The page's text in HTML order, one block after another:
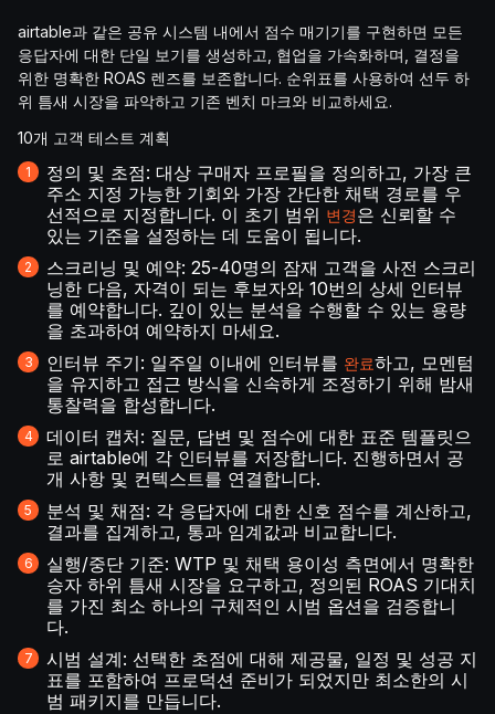
airtable과 같은 공유 시스템 내에서 점수 매기기를 구현하면 모든
응답자에 대한 단일 보기를 생성하고, 협업을 가속화하며, 결정을
위한 명확한 ROAS 렌즈를 보존합니다. 순위표를 사용하여 선두 하
위 틈새 시장을 파악하고 기존 벤치 마크와 비교하세요.
10개 고객 테스트 계획
정의 및 초점: 대상 구매자 프로필을 정의하고, 가장 큰
주소 지정 가능한 기회와 가장 간단한 채택 경로를 우
선적으로 지정합니다. 이 초기 범위 변경은 신뢰할 수
있는 기준을 설정하는 데 도움이 됩니다.
스크리닝 및 예약: 25-40명의 잠재 고객을 사전 스크리
닝한 다음, 자격이 되는 후보자와 10번의 상세 인터뷰
를 예약합니다. 깊이 있는 분석을 수행할 수 있는 용량
을 초과하여 예약하지 마세요.
인터뷰 주기: 일주일 이내에 인터뷰를 완료하고, 모멘텀
을 유지하고 접근 방식을 신속하게 조정하기 위해 밤새
통찰력을 합성합니다.
데이터 캡처: 질문, 답변 및 점수에 대한 표준 템플릿으
로 airtable에 각 인터뷰를 저장합니다. 진행하면서 공
개 사항 및 컨텍스트를 연결합니다.
분석 및 채점: 각 응답자에 대한 신호 점수를 계산하고,
결과를 집계하고, 통과 임계값과 비교합니다.
실행/중단 기준: WTP 및 채택 용이성 측면에서 명확한
승자 하위 틈새 시장을 요구하고, 정의된 ROAS 기대치
를 가진 최소 하나의 구체적인 시범 옵션을 검증합니
다.
시범 설계: 선택한 초점에 대해 제공물, 일정 및 성공 지
표를 포함하여 프로덕션 준비가 되었지만 최소한의 시
범 패키지를 만듭니다.